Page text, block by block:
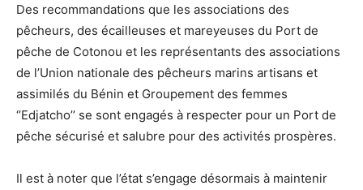
Des recommandations que les associations des
pêcheurs, des écailleuses et mareyeuses du Port de
pêche de Cotonou et les représentants des associations
de l’Union nationale des pêcheurs marins artisans et
assimilés du Bénin et Groupement des femmes
‘’Edjatcho’’ se sont engagés à respecter pour un Port de
pêche sécurisé et salubre pour des activités prospères.
Il est à noter que l’état s’engage désormais à maintenir